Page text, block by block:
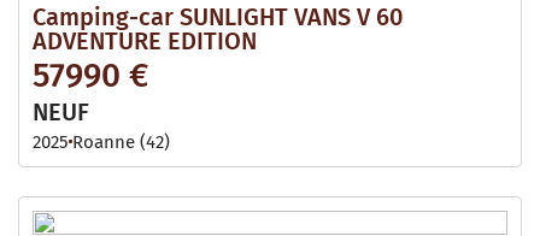
Camping-car SUNLIGHT VANS V 60
ADVENTURE EDITION
57990 €
NEUF
2025 Roanne (42)